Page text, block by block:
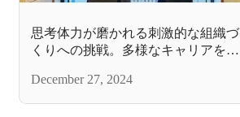
思考体力が磨かれる刺激的な組織づ
くりへの挑戦。多様なキャリアを積
を選んだ理由
December 27, 2024